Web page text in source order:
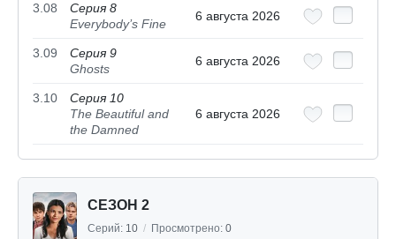
3.08
Серия 8
Everybody’s Fine
6 августа 2026
3.09
Серия 9
Ghosts
6 августа 2026
3.10
Серия 10
The Beautiful and
the Damned
6 августа 2026
СЕЗОН 2
Серий: 10 / Просмотрено: 0